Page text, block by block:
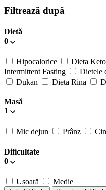
Filtrează după
Dietă
0
Hipocalorice Dieta Keto
Intermittent Fasting
Dietele
Dukan
Dieta Rina
Masă
1
Mic dejun Prânz
Dificultate
0
Ușoară Medie